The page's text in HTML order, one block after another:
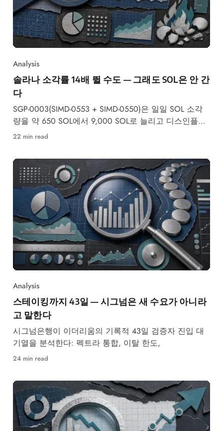
Analysis
솔라나 소각률 14배 뛸 수도 — 그래도 SOL은 안 간
다
SGP-0003(SIMD-0553 + SIMD-0550)은 일일 SOL 소각
량을 약 650 SOL에서 9,000 SOL로 늘리고 디스인플레
이션 속도를 2배로 높입니다 —
22 min read
Analysis
스테이킹까지 43일 — 시그넘은 새 수요가 아니라
고 말한다
시그넘은행이 이더리움의 기록적 43일 검증자 진입 대
기열을 분석한다: 펙트라 통합, 이탈 한도,
24 min read